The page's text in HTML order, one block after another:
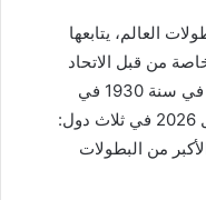
العالم، يتابعها
من قبل الاتحاد
الدولي لكرة القدم. ومنذ انطلاق البطولة في سنة 1930 في
الأوروغواي، وإلى الآن نحن نعيش مونديال 2026 في ثلاث دول:
من البطولات